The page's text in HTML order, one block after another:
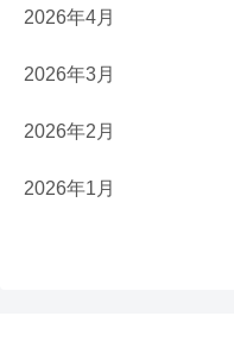
2026年4月
2026年3月
2026年2月
2026年1月